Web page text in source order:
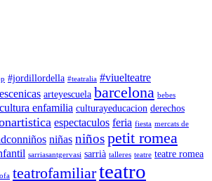
#jordillordella #teatralia #viuelteatre
arteyescuela barcelona bebes
cultura enfamilia culturayeducacion derechos
espectaculos feria fiesta mercats de
niñas niñospetit romea
sarriasantgervasi sarrià talleres teatre teatre romea
teatrofamiliarteatro